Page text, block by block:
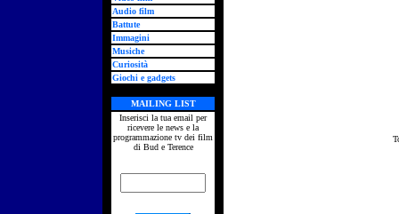
Audio film
Battute
Immagini
Musiche
Curiosità
Giochi e gadgets
MAILING LIST
Inserisci la tua email per
ricevere le news e la
programmazione tv dei film
di Bud e Terence